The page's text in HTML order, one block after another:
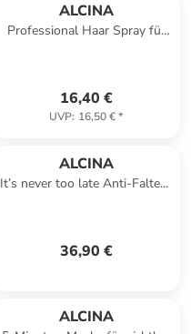
ALCINA
Professional Haar Spray für
16,40 €
UVP: 16,50 €*
ALCINA
It’s never too late Anti-Falten-
36,90 €
ALCINA